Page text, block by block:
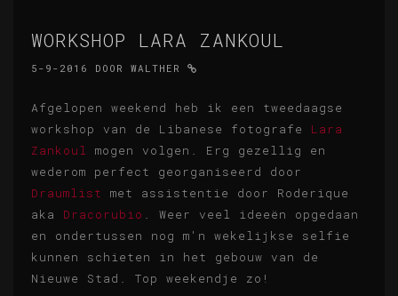
WORKSHOP LARA ZANKOUL
5-9-2016 DOOR WALTHER
Afgelopen weekend heb ik een tweedaagse
workshop van de Libanese fotografe Lara
Zankoul
mogen volgen. Erg gezellig en
wederom perfect georganiseerd door
Draumlist
met assistentie door Roderique
aka Dracorubio . Weer veel ideeën opgedaan
en ondertussen nog m'n wekelijkse selfie
kunnen schieten in het gebouw van de
Nieuwe Stad. Top weekendje zo!